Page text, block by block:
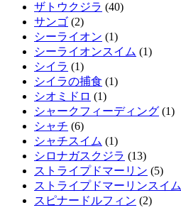
ザトウクジラ (40)
サンゴ (2)
シーライオン (1)
シーライオンスイム (1)
シイラ (1)
シイラの捕食 (1)
シオミドロ (1)
シャークフィーディング (1)
シャチ (6)
シャチスイム (1)
シロナガスクジラ (13)
ストライプドマーリン (5)
ストライプドマーリンスイム
スピナードルフィン (2)